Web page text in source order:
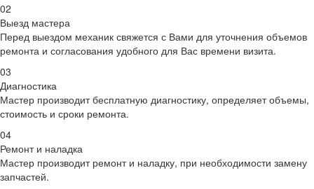
02
Выезд мастера
Перед выездом механик свяжется с Вами для уточнения объемов
ремонта и согласования удобного для Вас времени визита.
03
Диагностика
Мастер производит бесплатную диагностику, определяет объемы,
стоимость и сроки ремонта.
04
Ремонт и наладка
Мастер производит ремонт и наладку, при необходимости замену
запчастей.